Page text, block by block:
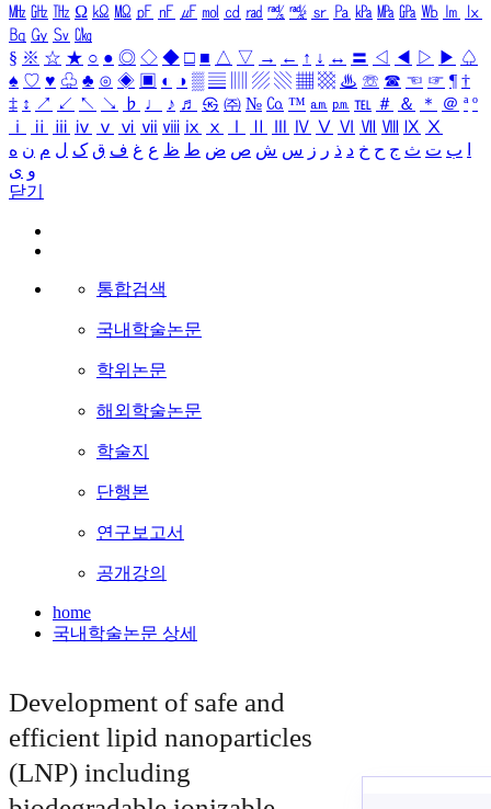
㎒ ㎓ ㎔ Ω ㏀ ㏁ ㎊ ㎋ ㎌ ㏖ ㏅ ㎭ ㎮ ㎯ ㏛ ㎩ ㎪ ㎫ ㎬ ㏝ ㏐
㏓
㏃ ㏉ ㏜ ㏆
§ ※ ☆ ★ ○ ● ◎ ◇ ◆ □ ■ △ ▽ → ← ↑ ↓ ↔ 〓 ◁ ◀ ▷ ▶ ♤
♠ ♡ ♥ ♧ ♣ ⊙ ◈ ▣ ◐ ◑ ▒ ▤ ▨ ▧ ▦ ▩ ♨ ☏ ☎ ☜ ☞ ¶ †
‡ ↕ ↗ ↙ ↖ ↘ ♭ ♩ ♪ ♬ ㉿ ㈜ № ㏇ ™ ㏂ ㏘ ℡ ＃ ＆ ＊ ＠ ª º
ⅰ
ⅱ ⅲ ⅳ ⅴ ⅵ ⅶ ⅷ ⅸ ⅹ Ⅳ Ⅴ Ⅵ Ⅶ Ⅷ Ⅸ Ⅹ
ب ت ث ج ح خ د ذ ر ز س ش ص ض ط ظ ع غ ف ق ک ل م ن ه
و ی
닫기
통합검색
국내학술논문
학위논문
해외학술논문
학술지
단행본
연구보고서
공개강의
home
국내학술논문 상세
Development of safe and
efficient lipid nanoparticles
(LNP) including